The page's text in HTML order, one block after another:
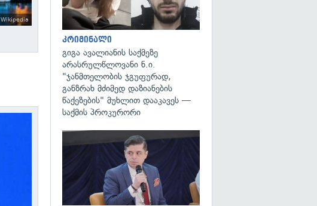
Wikipedia
კრიმინალი
გიგა ავალიანის საქმეზე
არასრულწლოვანი ნ.ი.
"ჯანმთელობის ჯგუფურად,
განზრახ მძიმედ დაზიანების
წაქეზების" მუხლით დააკავეს —
საქმის პროკურორი